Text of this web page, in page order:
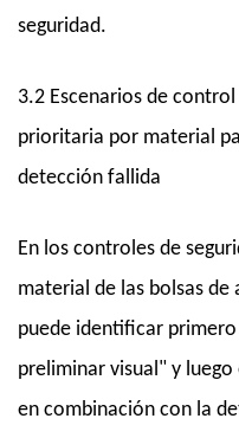
seguridad.
3.2 Escenarios de
prioritaria por material
detección fallida
En los controles de
material de las bolsas de
puede identificar
preliminar visual" y
en combinación con la